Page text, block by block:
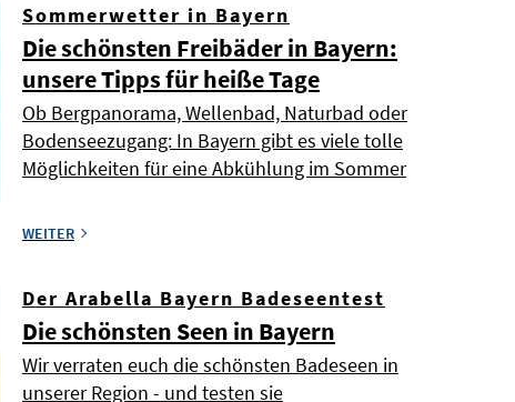
Sommerwetter in Bayern
Die schönsten Freibäder in Bayern:
unsere Tipps für heiße Tage
Ob Bergpanorama, Wellenbad, Naturbad oder
Bodenseezugang: In Bayern gibt es viele tolle
Möglichkeiten für eine Abkühlung im Sommer
WEITER
Der Arabella Bayern Badeseentest
Die schönsten Seen in Bayern
Wir verraten euch die schönsten Badeseen in
unserer Region - und testen sie